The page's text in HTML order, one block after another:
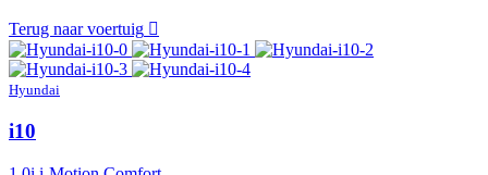
Terug naar voertuig
Hyundai
i10